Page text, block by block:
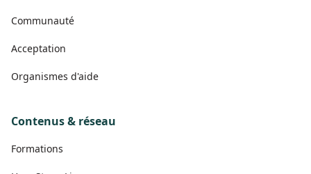
Communauté
Acceptation
Organismes d'aide
Contenus & réseau
Formations